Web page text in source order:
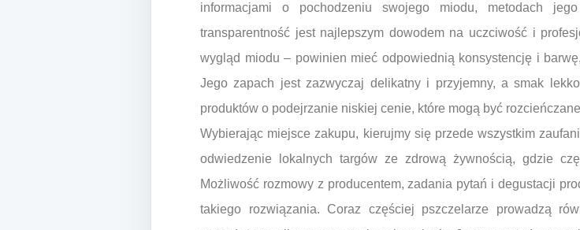
informacjami o pochodzeniu swojego miodu, metodach
transparentność jest najlepszym dowodem na uczciwość i
wygląd miodu – powinien mieć odpowiednią konsystencję i
Jego zapach jest zazwyczaj delikatny i przyjemny, a smak
produktów o podejrzanie niskiej cenie, które mogą być
Wybierając miejsce zakupu, kierujmy się przede wszystkim
odwiedzenie lokalnych targów ze zdrową żywnością, gdzie
Możliwość rozmowy z producentem, zadania pytań i degustacji
takiego rozwiązania. Coraz częściej pszczelarze prowadzą